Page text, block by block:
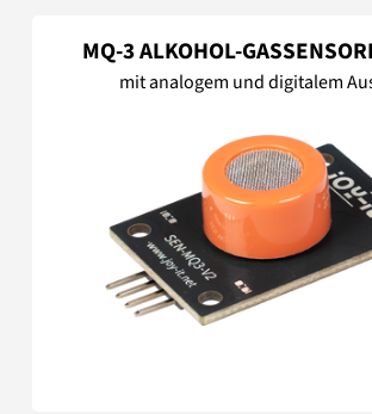
MQ-3 ALKOHOL-
mit analogem und digitalem